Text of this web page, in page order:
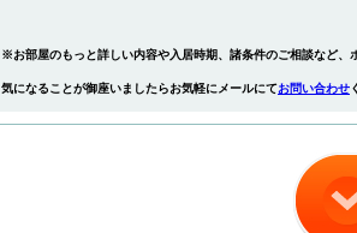
※お部屋のもっと詳しい内容や入居時期、諸条件のご相談など、
気になることが御座いましたらお気軽にメールにてお問い合わせ